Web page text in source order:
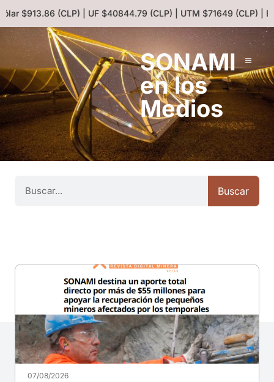
$913.86 (CLP) | UF $40844.79 (CLP) | UTM $71649 (CLP) |
SONAMI
en los
Medios
Buscar
07/08/2026